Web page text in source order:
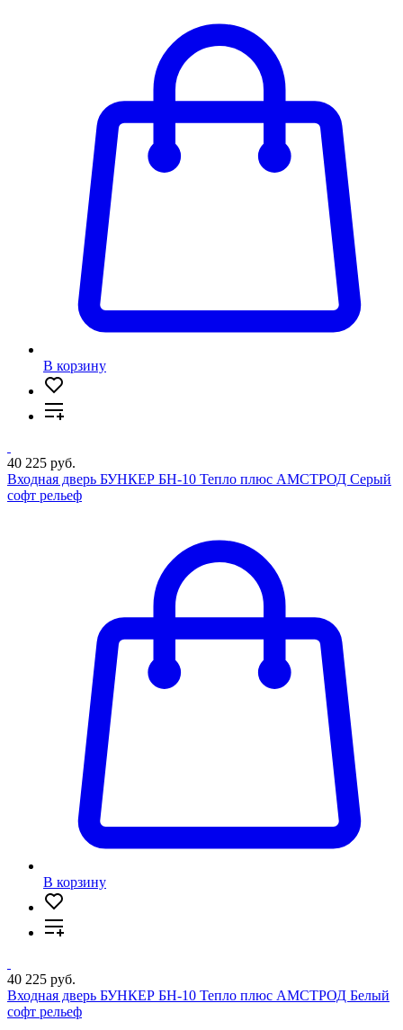
В корзину
40 225 руб.
Входная дверь БУНКЕР БН-10 Тепло плюс АМСТРОД Серый
софт рельеф
В корзину
40 225 руб.
Входная дверь БУНКЕР БН-10 Тепло плюс АМСТРОД Белый
софт рельеф